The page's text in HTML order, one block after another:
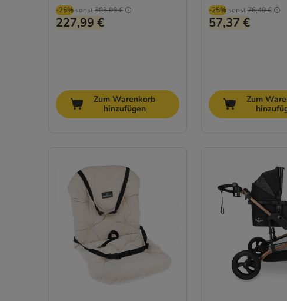
-25% sonst303,99 €
227,99 €
Zum Warenkorb
hinzufügen
-25% sonst76,49 €
57,37 €
Zum